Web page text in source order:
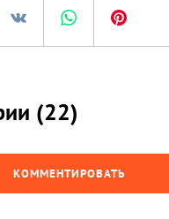
(22)
КОММЕНТИРОВАТЬ